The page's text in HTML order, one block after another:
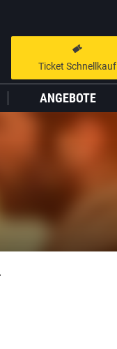
Ticket Schnellkauf
ANGEBOTE
GAST,